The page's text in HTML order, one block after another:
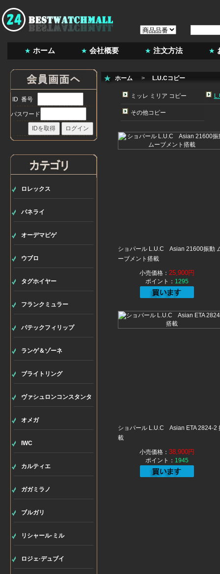
ホーム 会社概要 注文方法
ID 番号
パスワード
ロレックス
パネライ
オーデマピゲ
ウブロ
タグホイヤー
フランクミュラー
パテックフィリップ
ランゲ＆ゾーネ
ブライトリング
ヴァシュロンコンスタンタ
ン
オメガ
IWC
カルティエ
ガガミラノ
ブルガリ
リシャール·ミル
ロジェ·デュブイ
ホーム > L.U.Cコピー
ミッレ ミリア コピー
その他コピー
ショパール L.U.C Asian 21600振動
ーブメント搭載
小売価格： 25,900円
ポイント： 1295
ショパール L.U.C Asian ETA 2824-2
載
小売価格： 38,900円
ポイント： 1945